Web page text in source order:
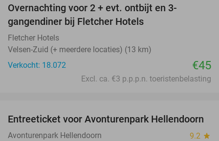
Overnachting voor 2 + evt. ontbijt en 3-
gangendiner bij Fletcher Hotels
Fletcher Hotels
Velsen-Zuid (+ meerdere locaties) (13 km)
Verkocht: 18.072
€45
Excl. ca. €3 p.p.p.n. toeristenbelasting
41%
Entreeticket voor Avonturenpark Hellendoorn
Avonturenpark Hellendoorn 9.2 star